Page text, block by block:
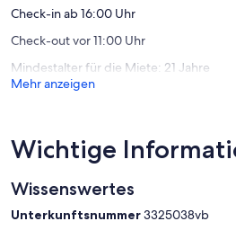
Sandstrand
Check-in ab 16:00 Uhr
Check-out vor 11:00 Uhr
Mindestalter für die Miete: 21 Jahre
Mehr anzeigen
Wichtige
Wissenswertes
Unterkunftsnummer3325038vb